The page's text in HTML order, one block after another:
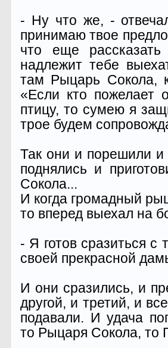
- Ну что же, -
принимаю твое
что еще
надлежит тебе
там Рыцарь Сокола,
«Если кто пожелает
птицу, то сумею я
трое будем
Так они и порешили и
поднялись и
Сокола...
И когда громадный
то вперед выехал на
- Я готов сразиться с
своей прекрасной
И они сразились, и
другой, и третий, и
подавали. И удача
то Рыцаря Сокола, то